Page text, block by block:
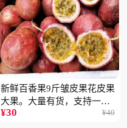
新鲜百香果9斤皱皮果花皮果
大果。大量有货，支持一件
代
¥30 ¥40